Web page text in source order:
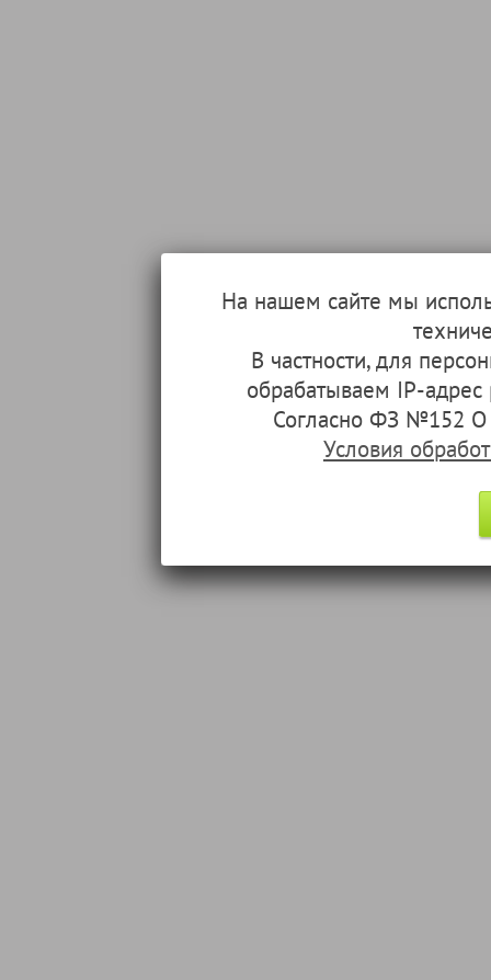
На нашем сайте мы
В частности, для
обрабатываем IP-
Согласно ФЗ №152 О
Условия